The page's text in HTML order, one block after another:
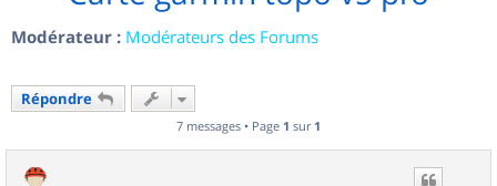
Modérateur : Modérateurs des Forums
Répondre
7 messages • Page 1 sur 1